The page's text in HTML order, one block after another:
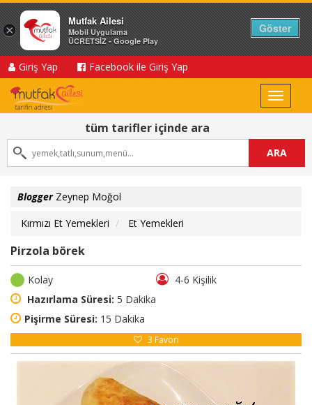
Giriş Yap Facebook ile Giriş Yap
Toggle
tüm tarifler içinde ara
ARA
BloggerZeynep Moğol
Kırmızı Et Yemekleri
Et Yemekleri
Pirzola börek
Kolay
4-6 Kişilik
Hazırlama Süresi: 5 Dakika
Pişirme Süresi: 15 Dakika
3 Favori
×
Mutfak Ailesi
Mobil Uygulama
ÜCRETSİZ - Google Play
Göster